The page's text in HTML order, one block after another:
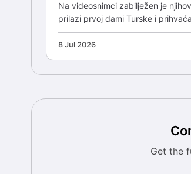
Na videosnimci zabilježen je
prilazi prvoj dami Turske i
8 Jul 2026
Get the